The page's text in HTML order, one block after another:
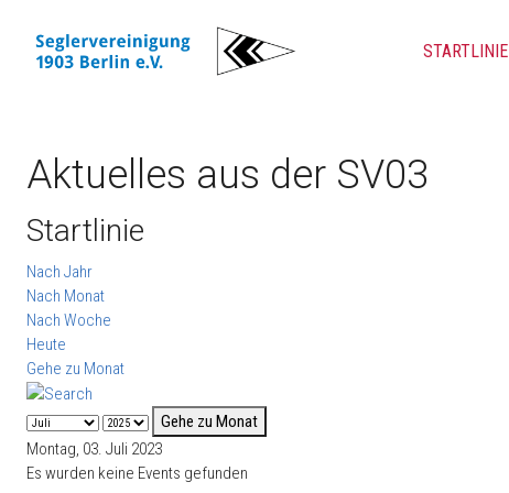
STARTLINIE
Aktuelles aus der SV03
Startlinie
Nach Jahr
Nach Monat
Nach Woche
Heute
Gehe zu Monat
Gehe zu Monat
Montag, 03. Juli 2023
Es wurden keine Events gefunden